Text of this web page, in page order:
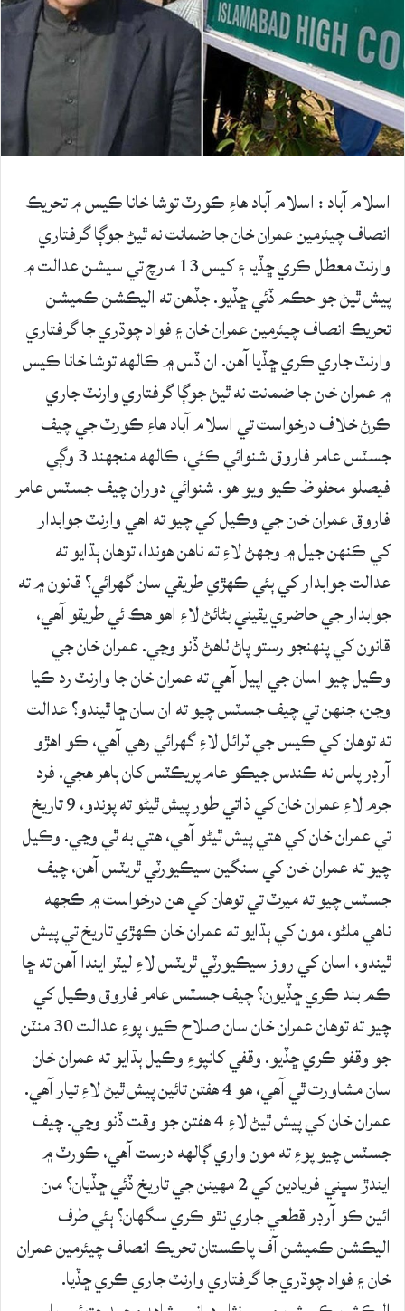
اسلام آباد : اسلام آباد هاءِ ڪورٽ توشا خانا ڪيس ۾ تحريڪ
انصاف چيئرمين عمران خان جا ضمانت نه ٿيڻ جوڳا گرفتاري
وارنٽ معطل ڪري ڇڏيا ۽ کيس 13 مارچ تي سيشن عدالت ۾
پيش ٿيڻ جو حڪم ڏئي ڇڏيو. جڏهن ته اليڪشن ڪميشن
تحريڪ انصاف چيئرمين عمران خان ۽ فواد چوڌري جا گرفتاري
وارنٽ جاري ڪري ڇڏيا آهن. ان ڏس ۾ ڪالهه توشا خانا ڪيس
۾ عمران خان جا ضمانت نه ٿيڻ جوڳا گرفتاري وارنٽ جاري
ڪرڻ خلاف درخواست تي اسلام آباد هاءِ ڪورٽ جي چيف
جسٽس عامر فاروق شنوائي ڪئي، ڪالهه منجهند 3 وڳي
فيصلو محفوظ ڪيو ويو هو. شنوائي دوران چيف جسٽس عامر
فاروق عمران خان جي وڪيل کي چيو ته اهي وارنٽ جوابدار
کي ڪنهن جيل ۾ وجهڻ لاءِ ته ناهن هوندا، توهان ٻڌايو ته
عدالت جوابدار کي ٻئي ڪهڙي طريقي سان گهرائي؟ قانون ۾ ته
جوابدار جي حاضري يقيني بڻائڻ لاءِ اهو هڪ ئي طريقو آهي،
قانون کي پنهنجو رستو پاڻ ٺاهڻ ڏنو وڃي. عمران خان جي
وڪيل چيو اسان جي اپيل آهي ته عمران خان جا وارنٽ رد ڪيا
وڃن، جنهن تي چيف جسٽس چيو ته ان سان ڇا ٿيندو؟ عدالت
ته توهان کي ڪيس جي ٽرائل لاءِ گهرائي رهي آهي، ڪو اهڙو
آرڊر پاس نه ڪندس جيڪو عام پريڪٽس کان ٻاهر هجي. فرد
جرم لاءِ عمران خان کي ذاتي طور پيش ٿيڻو ته پوندو، 9 تاريخ
تي عمران خان کي هتي پيش ٿيڻو آهي، هتي به ٿي وڃي. وڪيل
چيو ته عمران خان کي سنگين سيڪيورٽي ٿريٽس آهن، چيف
جسٽس چيو ته ميرٽ تي توهان کي هن درخواست ۾ ڪجهه
ناهي ملڻو، مون کي ٻڌايو ته عمران خان ڪهڙي تاريخ تي پيش
ٿيندو، اسان کي روز سيڪيورٽي ٿريٽس لاءِ ليٽر ايندا آهن ته ڇا
ڪم بند ڪري ڇڏيون؟ چيف جسٽس عامر فاروق وڪيل کي
چيو ته توهان عمران خان سان صلاح ڪيو، پوءِ عدالت 30 منٽن
جو وقفو ڪري ڇڏيو. وقفي کانپوءِ وڪيل ٻڌايو ته عمران خان
سان مشاورت ٿي آهي، هو 4 هفتن تائين پيش ٿيڻ لاءِ تيار آهي.
عمران خان کي پيش ٿيڻ لاءِ 4 هفتن جو وقت ڏنو وڃي. چيف
جسٽس چيو پوءِ ته مون واري ڳالهه درست آهي، ڪورٽ ۾
ايندڙ سڀني فريادين کي 2 مهينن جي تاريخ ڏئي ڇڏيان؟ مان
ائين ڪو آرڊر قطعي جاري نٿو ڪري سگهان؟ ٻئي طرف
اليڪشن ڪميشن آف پاڪستان تحريڪ انصاف چيئرمين عمران
خان ۽ فواد چوڌري جا گرفتاري وارنٽ جاري ڪري ڇڏيا.